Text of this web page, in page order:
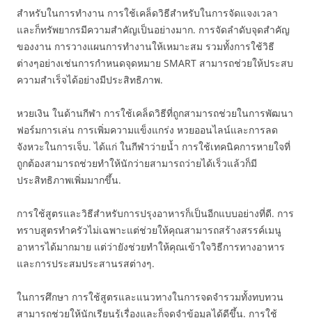
สำหรับในการทำงาน การใช้เคล็ดวิธีสำหรับในการจัดแจงเวลา
และก็ทรัพยากรมีความสำคัญเป็นอย่างมาก. การจัดลำดับจุดสำคัญ
ของงาน การวางแผนการทำงานให้เหมาะสม รวมทั้งการใช้วิธี
ต่างๆอย่างเช่นการกำหนดจุดหมาย SMART สามารถช่วยให้ประสบ
ความสำเร็จได้อย่างมีประสิทธิภาพ.
หวยเงิน ในด้านกีฬา การใช้เคล็ดวิธีที่ถูกสามารถช่วยในการพัฒนา
ฟอร์มการเล่น การเพิ่มความแข็งแกร่ง หวยออนไลน์และการลด
จังหวะในการเจ็บ. ได้แก่ ในกีฬาว่ายน้ำ การใช้เทคนิคการหายใจที่
ถูกต้องสามารถช่วยทำให้นักว่ายสามารถว่ายได้เร็วแล้วก็มี
ประสิทธิภาพเพิ่มมากขึ้น.
การใช้สูตรและวิธีสำหรับการปรุงอาหารก็เป็นอีกแบบอย่างที่ดี. การ
ทราบสูตรทำครัวไม่เฉพาะแต่ช่วยให้คุณสามารถสร้างสรรค์เมนู
อาหารได้มากมาย แต่ว่ายังช่วยทำให้คุณเข้าใจวิธีการทางอาหาร
และการประสมประสานรสต่างๆ.
ในการศึกษา การใช้สูตรและแนวทางในการจดจำรวมทั้งทบทวน
สามารถช่วยให้นักเรียนรู้เรื่องและก็จดจำข้อมูลได้ดีขึ้น. การใช้